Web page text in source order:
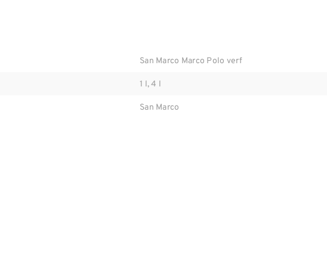
San Marco Marco Polo verf
1 l, 4 l
San Marco